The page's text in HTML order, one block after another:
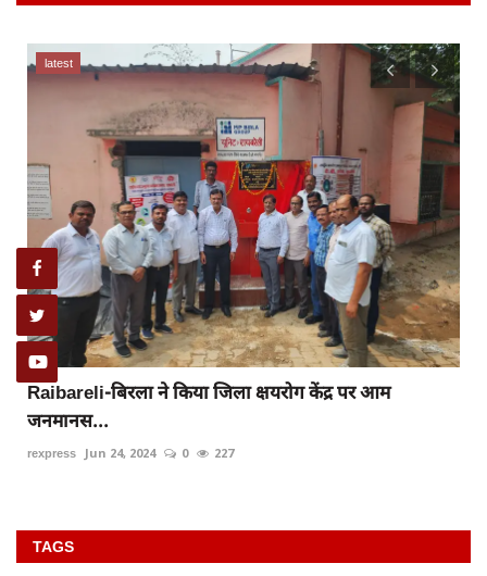
latest
Raibareli-बिरला ने किया जिला क्षयरोग केंद्र पर आम
जनमानस...
rexpress Jun 24, 2024 0 227
TAGS